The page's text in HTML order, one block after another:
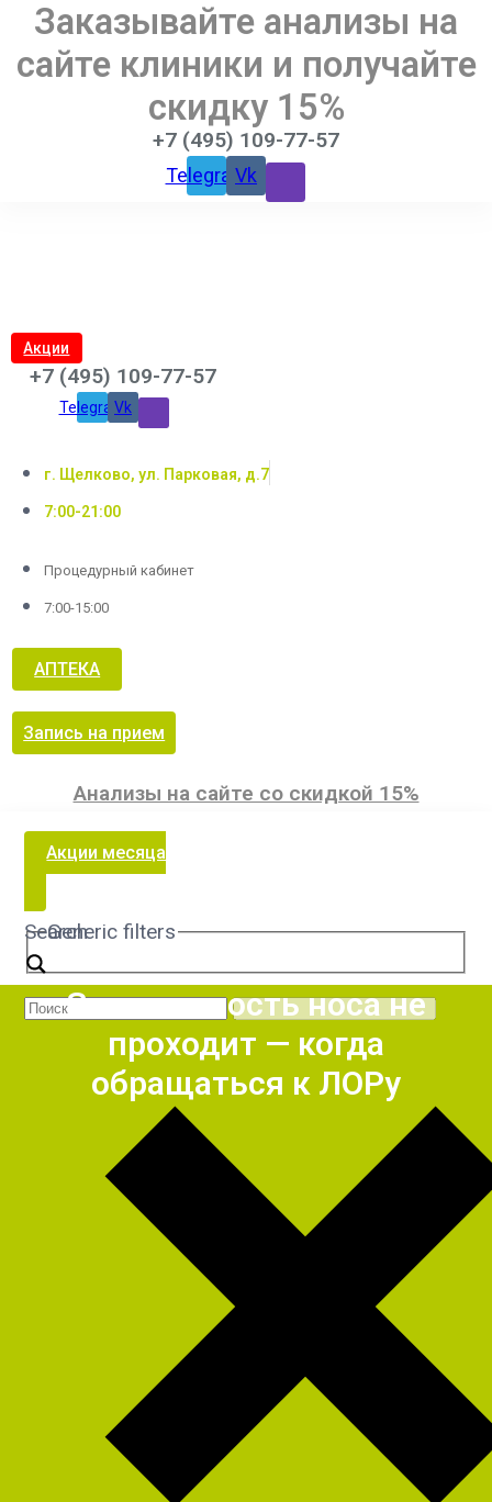
Заказывайте анализы на
сайте клиники и получайте
скидку 15%
+7 (495) 109-77-57
TelegramVk
Акции
+7 (495) 109-77-57
TelegramVk
г. Щелково, ул. Парковая, д.7
7:00-21:00
Процедурный кабинет
7:00-15:00
АПТЕКА
Запись на прием
Анализы на сайте со скидкой 15%
Акции месяца
Search
Generic filters
Заложенность носа не
проходит — когда
обращаться к ЛОРу